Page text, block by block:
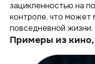
зацикленностью на
контроле, что может
повседневной жизни.
Примеры из